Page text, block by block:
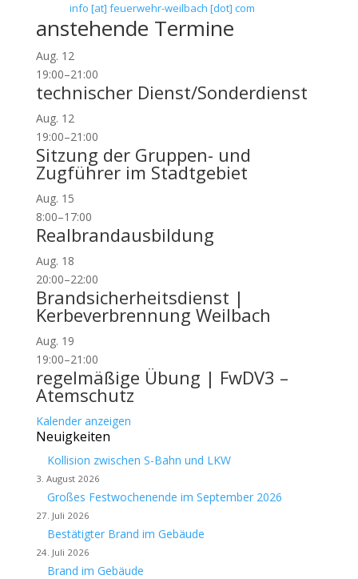
info [at] feuerwehr-weilbach [dot] com
anstehende Termine
Aug. 12
19:00–21:00
technischer Dienst/Sonderdienst
Aug. 12
19:00–21:00
Sitzung der Gruppen- und
Zugführer im Stadtgebiet
Aug. 15
8:00–17:00
Realbrandausbildung
Aug. 18
20:00–22:00
Brandsicherheitsdienst |
Kerbeverbrennung Weilbach
Aug. 19
19:00–21:00
regelmäßige Übung | FwDV3 –
Atemschutz
Kalender anzeigen
Neuigkeiten
Kollision zwischen S-Bahn und LKW
3. August 2026
Großes Festwochenende im September 2026
27. Juli 2026
Bestätigter Brand im Gebäude
24. Juli 2026
Brand im Gebäude